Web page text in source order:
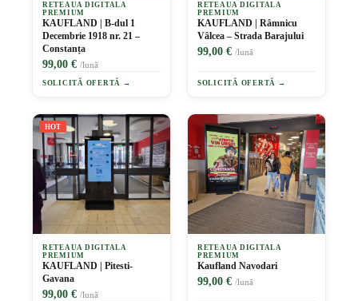
RETEAUA DIGITALA
PREMIUM
KAUFLAND | B-dul 1
Decembrie 1918 nr. 21 –
Constanța
99,00 € /lună
SOLICITĂ OFERTĂ →
RETEAUA DIGITALA
PREMIUM
KAUFLAND | Râmnicu
Vâlcea – Strada Barajului
99,00 € /lună
SOLICITĂ OFERTĂ →
HOT
RETEAUA DIGITALA
PREMIUM
KAUFLAND | Pitesti-
Gavana
99,00 € /lună
RETEAUA DIGITALA
PREMIUM
Kaufland Navodari
99,00 € /lună